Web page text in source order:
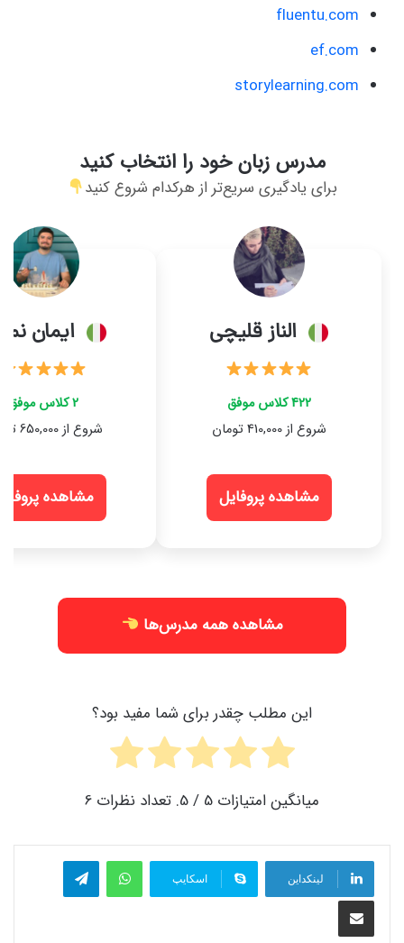
fluentu.com
ef.com
storylearning.com
مدرس زبان خود را انتخاب کنید
برای یادگیری سریع‌تر از هرکدام شروع کنید
الناز قلیچی
422 کلاس موفق
شروع از 410,000 تومان
مشاهده پروفایل
ایمان
2 کلاس موفق
شروع از 650,000 تومان
مشاهده
مشاهده همه مدرس‌ها
این مطلب چقدر برای شما مفید بود؟
میانگین امتیازات 5 / 5. تعداد نظرات 6
لینکداین اسکایپ
واتس آپ تلگرام
اشتراک گذاری با ایمیل